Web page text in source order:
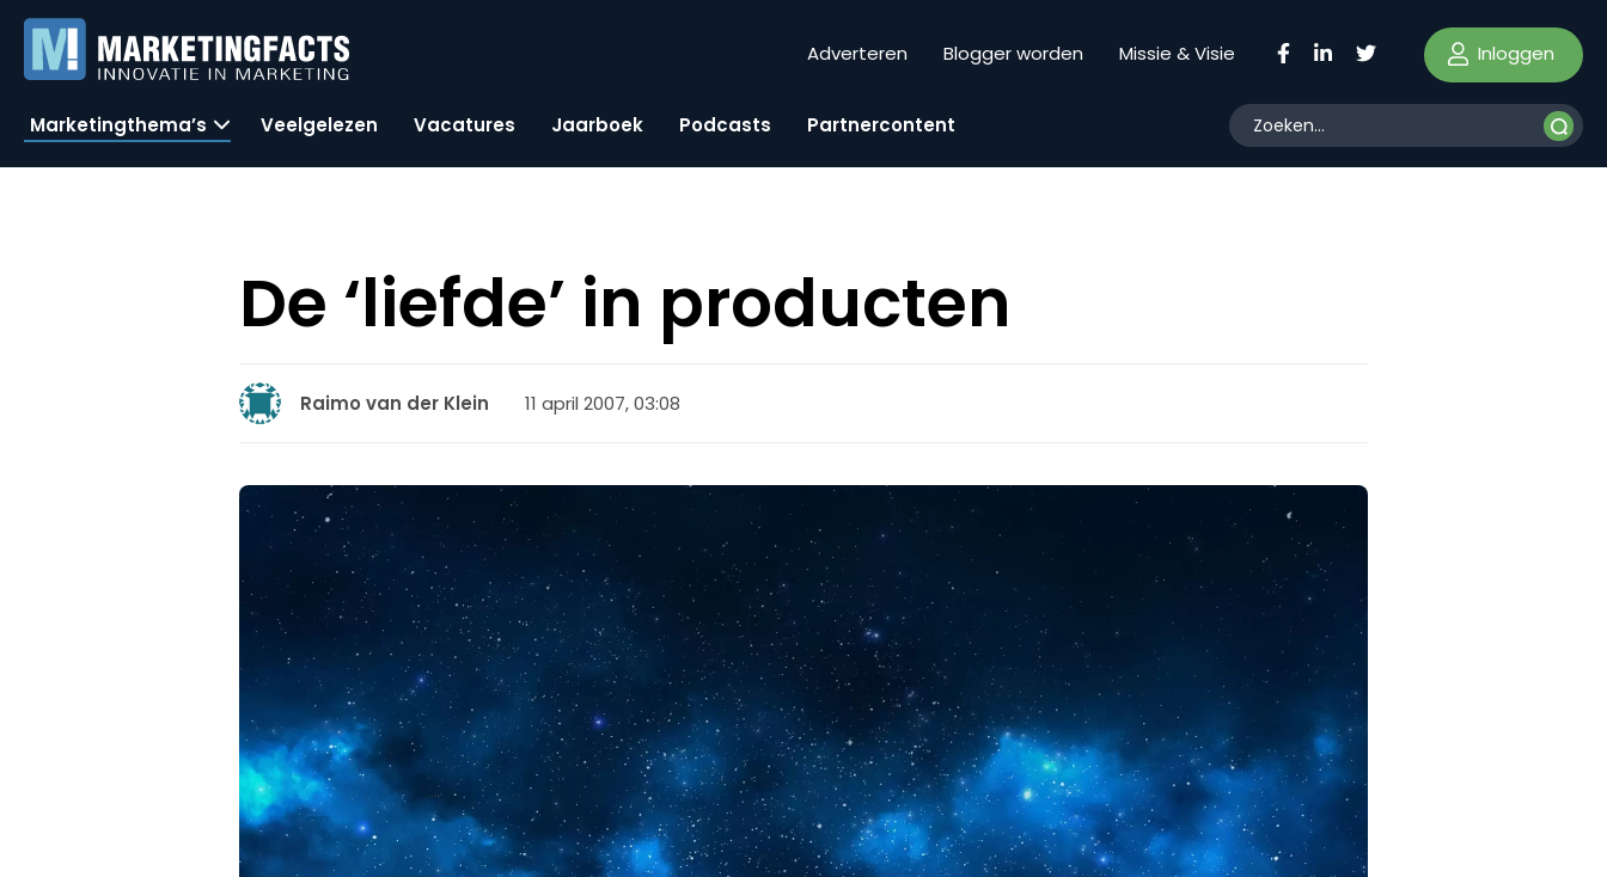
Adverteren Blogger worden Missie & Visie Inloggen
Marketingthema’s Veelgelezen Vacatures Jaarboek Podcasts Partnercontent
De ‘liefde’ in producten
Raimo van der Klein 11 april 2007, 03:08